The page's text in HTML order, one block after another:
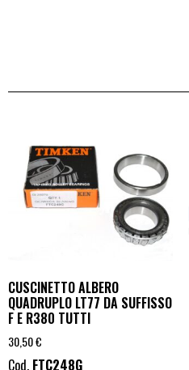
CUSCINETTO ALBERO
QUADRUPLO LT77 DA SUFFISSO
F E R380 TUTTI
30,50€
Cod. FTC248G